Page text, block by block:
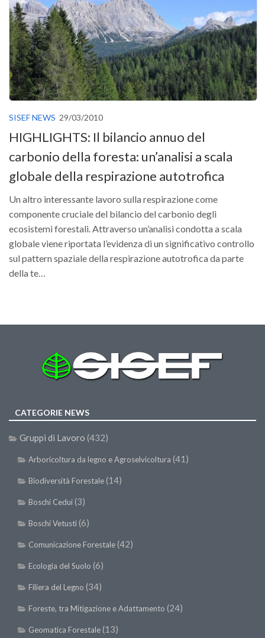
Versamento Quote di Iscrizione
Gruppi di Lavoro
Lista dei Gruppi di Lavoro SISEF
GdL Inquinamento e Foreste
GdL Terpeni in Ecologia
GdL Geomatica Forestale
GdL Filiera del legno
GdL Gestione Incendi Boschivi
GdL Foreste, Mitigazione, Adattamento
GdL Boschi Vetusti
GdL “TreeTalkers”
News
Post Recenti
Ricevi la SISEF Newsletter
Avvisi
Borse di Studio
Call for Papers
Call for Proposals
Comunicati
SISEF NEWS 29/03/2010
HIGHLIGHTS: Il bilancio annuo del
carbonio della foresta: un’analisi a scala
globale della respirazione autotrofica
Un altro interessante lavoro sulla respirazione come
componente cruciale del bilancio del carbonio degli
ecosistemi forestali. Attraverso un’analisi condotta a scala
globale viene riportata l’evidenza di un significativo controllo
sul pattern spaziale della respirazione autotrofica da parte
della te…
CATEGORIE NEWS
Gruppi di Lavoro (432)
Arboricoltura da legno e Agroselvicoltura (41)
Biodiversità Forestale(14)
Boschi Cedui(3)
Boschi Vetusti(6)
Comunicazione Forestale(42)
Ecologia del Suolo (6)
Filiera del Legno (34)
Foreste, tra Mitigazione e Adattamento (24)
Geomatica Forestale(13)